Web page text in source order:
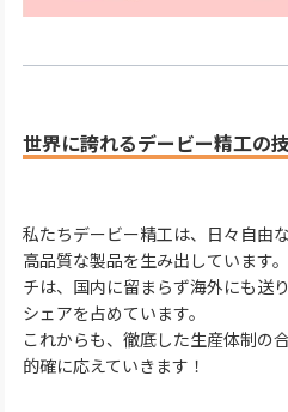
世界に誇れるデービー精工の
私たちデービー精工は、日々自由
高品質な製品を生み出しています
チは、国内に留まらず海外にも送
シェアを占めています。
これからも、徹底した生産体制の
的確に応えていきます！